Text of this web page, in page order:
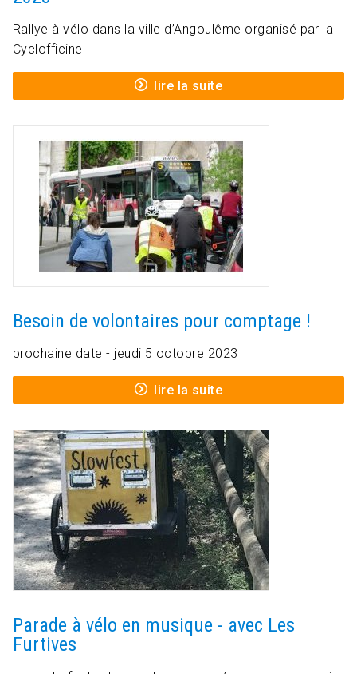
Rallye à vélo dans la ville d’Angoulême organisé par la
Cyclofficine
lire la suite
Besoin de volontaires pour comptage !
prochaine date - jeudi 5 octobre 2023
lire la suite
Parade à vélo en musique - avec Les
Furtives